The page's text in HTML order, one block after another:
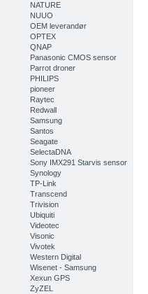
NATURE
NUUO
OEM leverandør
OPTEX
QNAP
Panasonic CMOS sensor
Parrot droner
PHILIPS
pioneer
Raytec
Redwall
Samsung
Santos
Seagate
SelectaDNA
Sony IMX291 Starvis sensor
Synology
TP-Link
Transcend
Trivision
Ubiquiti
Videotec
Visonic
Vivotek
Western Digital
Wisenet - Samsung
Xexun GPS
ZyZEL